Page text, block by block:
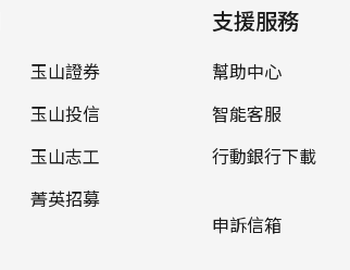
玉山證券
玉山投信
玉山志工
菁英招募
支援服務
幫助中心
智能客服
行動銀行下載
申訴信箱